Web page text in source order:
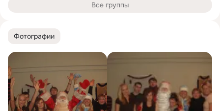
Фотографии
Все группы